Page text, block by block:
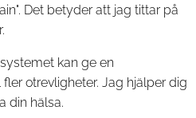
Det betyder att jag tittar på
kan ge en
otrevligheter. Jag hjälper dig
din hälsa.